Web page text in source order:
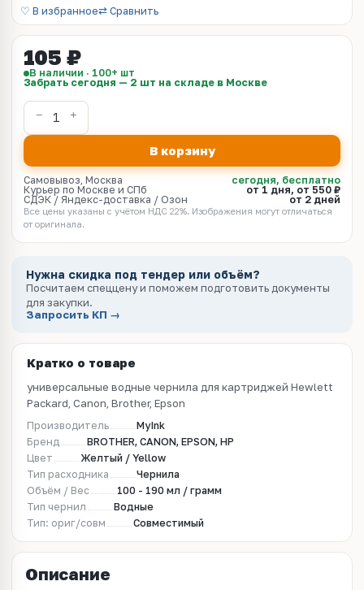
♡ В избранное⇄ Сравнить
105 ₽
В наличии · 100+ шт
Забрать сегодня — 2 шт на складе в Москве
В корзину
Самовывоз, Москва
сегодня, бесплатно
Курьер по Москве и СПб
от 1 дня, от 550 ₽
СДЭК / Яндекс-доставка / Озон
от 2 дней
Все цены указаны с учётом НДС 22%. Изображения могут отличаться
от оригинала.
Нужна скидка под тендер или объём?
Посчитаем спеццену и поможем подготовить документы
для закупки.
Запросить КП →
Кратко о товаре
универсальные водные чернила для картриджей Hewlett
Packard, Canon, Brother, Epson
Производитель
MyInk
Бренд
BROTHER, CANON, EPSON, HP
Цвет
Желтый / Yellow
Тип расходника
Чернила
Объём / Вес
100 - 190 мл / грамм
Тип чернил
Водные
Тип: ориг/совм
Совместимый
Описание